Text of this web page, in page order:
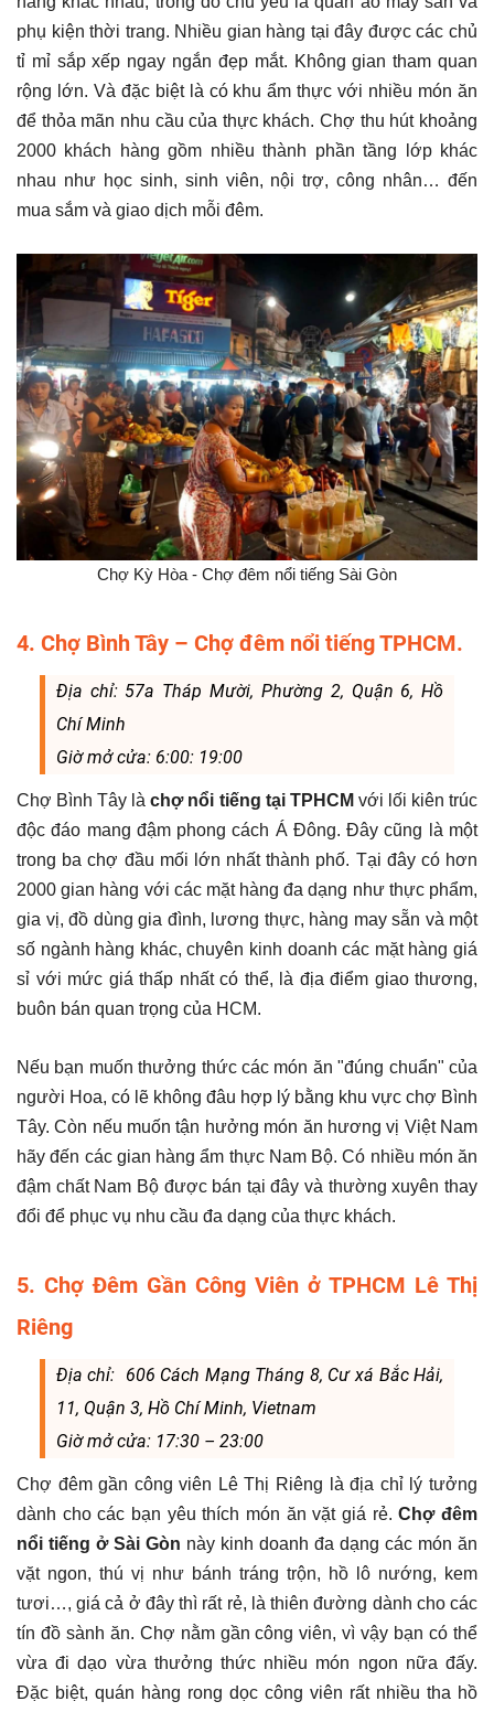
phụ kiện thời trang. Nhiều gian hàng tại đây được các chủ
tỉ mỉ sắp xếp ngay ngắn đẹp mắt. Không gian tham quan
rộng lớn. Và đặc biệt là có khu ẩm thực với nhiều món ăn
để thỏa mãn nhu cầu của thực khách. Chợ thu hút khoảng
2000 khách hàng gồm nhiều thành phần tầng lớp khác
nhau như học sinh, sinh viên, nội trợ, công nhân… đến
mua sắm và giao dịch mỗi đêm.
Chợ Kỳ Hòa - Chợ đêm nổi tiếng Sài Gòn
4. Chợ Bình Tây – Chợ đêm nổi tiếng TPHCM.
Địa chỉ: 57a Tháp Mười, Phường 2, Quận 6, Hồ
Chí Minh
Giờ mở cửa: 6:00: 19:00
Chợ Bình Tây là chợ nổi tiếng tại TPHCM với lối kiên trúc
độc đáo mang đậm phong cách Á Đông. Đây cũng là một
trong ba chợ đầu mối lớn nhất thành phố. Tại đây có hơn
2000 gian hàng với các mặt hàng đa dạng như thực phẩm,
gia vị, đồ dùng gia đình, lương thực, hàng may sẵn và một
số ngành hàng khác, chuyên kinh doanh các mặt hàng giá
sỉ với mức giá thấp nhất có thể, là địa điểm giao thương,
buôn bán quan trọng của HCM.
Nếu bạn muốn thưởng thức các món ăn "đúng chuẩn" của
người Hoa, có lẽ không đâu hợp lý bằng khu vực chợ Bình
Tây. Còn nếu muốn tận hưởng món ăn hương vị Việt Nam
hãy đến các gian hàng ẩm thực Nam Bộ. Có nhiều món ăn
đậm chất Nam Bộ được bán tại đây và thường xuyên thay
đổi để phục vụ nhu cầu đa dạng của thực khách.
5. Chợ Đêm Gần Công Viên ở TPHCM Lê Thị
Riêng
Địa chỉ: 606 Cách Mạng Tháng 8, Cư xá Bắc Hải,
11, Quận 3, Hồ Chí Minh, Vietnam
Giờ mở cửa: 17:30 – 23:00
Chợ đêm gần công viên Lê Thị Riêng là địa chỉ lý tưởng
dành cho các bạn yêu thích món ăn vặt giá rẻ.Chợ đêm
nổi tiếng ở Sài Gòn này kinh doanh đa dạng các món ăn
vặt ngon, thú vị như bánh tráng trộn, hồ lô nướng, kem
tươi…, giá cả ở đây thì rất rẻ, là thiên đường dành cho các
tín đồ sành ăn. Chợ nằm gần công viên, vì vậy bạn có thể
vừa đi dạo vừa thưởng thức nhiều món ngon nữa đấy.
Đặc biệt, quán hàng rong dọc công viên rất nhiều tha hồ